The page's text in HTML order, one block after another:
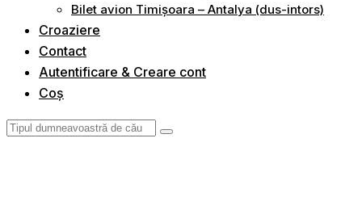
Bilet avion Timișoara – Antalya (dus-intors)
Croaziere
Contact
Autentificare & Creare cont
Coș